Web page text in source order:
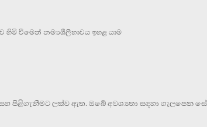
වීමෙන් නම්‍යශීලීභාවය ඉහළ යාම
පිළිගැනීමට ලක්ව ඇත. ඔබේ අවශ්‍යතා සඳහා ගැලපෙන